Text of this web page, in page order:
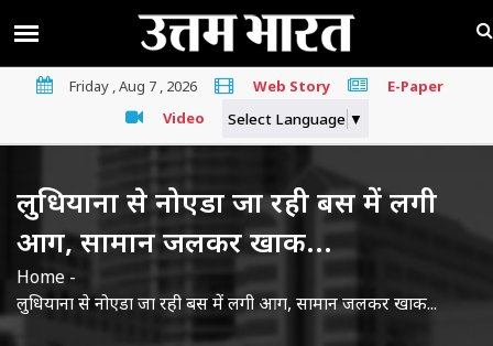
Friday , Aug 7 , 2026 Web Story
E-Paper
Video
Select Language ▼
लुधियाना से नोएडा जा रही बस में लगी
आग, सामान जलकर खाक...
Home -
लुधियाना से नोएडा जा रही बस में लगी आग, सामान जलकर खाक...